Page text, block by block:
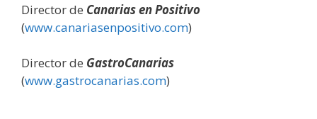
Director de Canarias en Positivo
(www.canariasenpositivo.com)
Director de GastroCanarias
(www.gastrocanarias.com)